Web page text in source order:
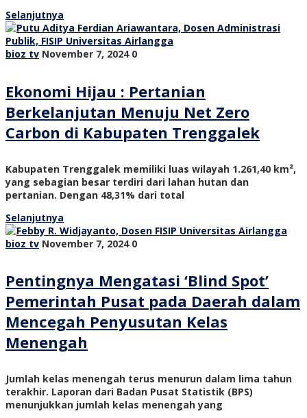
Selanjutnya
bioz tv November 7, 2024 0
Ekonomi Hijau : Pertanian
Berkelanjutan Menuju Net Zero
Carbon di Kabupaten Trenggalek
Kabupaten Trenggalek memiliki luas wilayah 1.261,40 km²,
yang sebagian besar terdiri dari lahan hutan dan
pertanian. Dengan 48,31% dari total
Selanjutnya
bioz tv November 7, 2024 0
Pentingnya Mengatasi ‘Blind Spot’
Pemerintah Pusat pada Daerah dalam
Mencegah Penyusutan Kelas
Menengah
Jumlah kelas menengah terus menurun dalam lima tahun
terakhir. Laporan dari Badan Pusat Statistik (BPS)
menunjukkan jumlah kelas menengah yang